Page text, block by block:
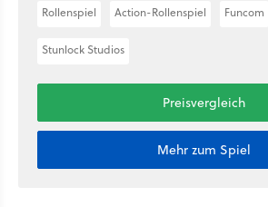
Rollenspiel Action-Rollenspiel Funcom
Stunlock Studios
Preisvergleich
Mehr zum Spiel